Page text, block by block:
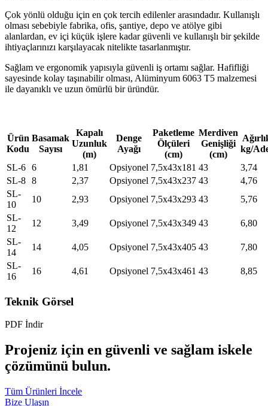
Çok yönlü olduğu için en çok tercih edilenler arasındadır. Kullanışlı
olması sebebiyle fabrika, ofis, şantiye, depo ve atölye gibi
alanlardan, ev içi küçük işlere kadar güvenli ve kullanışlı bir şekilde
ihtiyaçlarınızı karşılayacak nitelikte tasarlanmıştır.
Sağlam ve ergonomik yapısıyla güvenli iş ortamı sağlar. Hafifliği
sayesinde kolay taşınabilir olması, Alüminyum 6063 T5 malzemesi
ile dayanıklı ve uzun ömürlü bir üründür.
Ürün
Kodu
Basamak
Sayısı
Kapalı
Uzunluk
(m)
Denge
Ayağı
Paketleme
Ölçüleri
(cm)
Merdiven
Genişliği
(cm)
kg/
SL-6 6 1,81 Opsiyonel 7,5x43x181 43
3,74
SL-8 8 2,37 Opsiyonel 7,5x43x237 43
4,76
SL-
10
10 2,93 Opsiyonel 7,5x43x293 43
5,76
SL-
12
12 3,49 Opsiyonel 7,5x43x349 43
6,80
SL-
14
14 4,05 Opsiyonel 7,5x43x405 43
7,80
SL-
16
16 4,61 Opsiyonel 7,5x43x461 43 8,85
Teknik Görsel
PDF İndir
Projeniz için en güvenli ve sağlam iskele
çözümünü bulun.
Tüm Ürünleri İncele
Bize Ulaşın